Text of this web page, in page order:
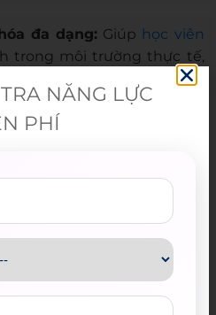
đa dạng: Giúp học viên
trong môi trường thực tế,
thi IELTS trình độ cao
NĂNG LỰC
PHÍ